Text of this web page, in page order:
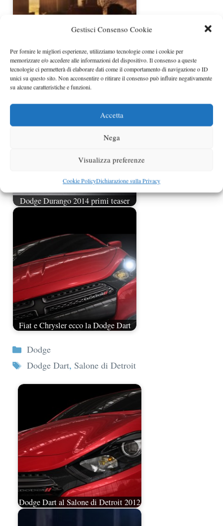
Gestisci Consenso Cookie
Per fornire le migliori esperienze, utilizziamo tecnologie come i cookie per
memorizzare e/o accedere alle informazioni del dispositivo. Il consenso a queste
tecnologie ci permetterà di elaborare dati come il comportamento di navigazione o ID
unici su questo sito. Non acconsentire o ritirare il consenso può influire negativamente
su alcune caratteristiche e funzioni.
Accetta
Nega
Visualizza preferenze
Cookie PolicyDichiarazione sulla Privacy
Fiat Viaggio al Salone di Pechino
Dodge Durango 2014 primi teaser
Fiat e Chrysler ecco la Dodge Dart
Categorie
Dodge
Tag
Dodge Dart, Salone di Detroit
Dodge Dart al Salone di Detroit 2012